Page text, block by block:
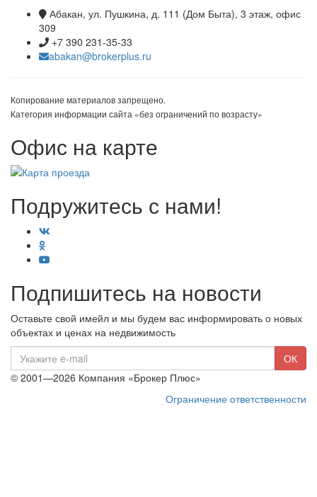
Абакан, ул. Пушкина, д. 111 (Дом Быта), 3 этаж, офис
309
+7 390 231-35-33
abakan@brokerplus.ru
Копирование материалов запрещено.
Категория информации сайта «без ограничений по возрасту»
Офис на карте
Подружитесь с нами!
Подпишитесь на новости
Оставьте свой имейл и мы будем вас информировать о новых
объектах и ценах на недвижимость
mail
ОК
© 2001—2026 Компания «Брокер Плюс»
Ограничение ответственности